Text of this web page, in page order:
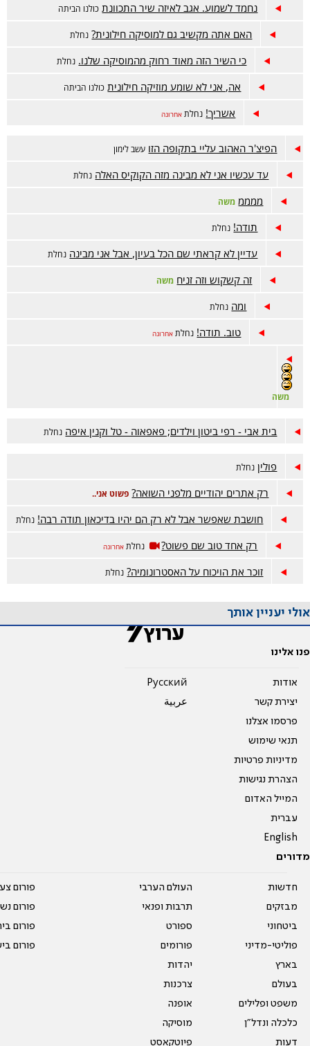
נחמד לשמוע. אגב לאיזה שיר התכוונת כולנו הביתה
האם אתה מקשיב גם למוסיקה חילונית? נחלת
כי השיר הזה מאוד רחוק מהמוסיקה שלנו. נחלת
אה, אני לא שומע מוזיקה חילונית כולנו הביתה
אשריך! נחלת אחרונה
הפיצ'ר האהוב עליי בתקופה הזו עשב לימון
עד עכשיו אני לא מבינה מזה הקוקיס האלה נחלת
ממממ משה
תודה! נחלת
עדיין לא קראתי שם הכל בעיון, אבל אני מבינה נחלת
זה קשקוש וזה זניח משה
ומה נחלת
טוב. תודה! נחלת אחרונה
משה
בית אבי - רפי ביטון וילדים; פאפאוה - טל וקנין איפה נחלת
פולין נחלת
רק אתרים יהודיים מלפני השואה? פשוט אני..
חושבת שאפשר אבל לא רק הם יהיו בדיכאון תודה רבה! נחלת
רק אחד טוב שם פשוט? נחלת אחרונה
זוכר את הויכוח על האסטרונומיה? נחלת
אולי יעניין אותך
פנו אלינו
אודות
יצירת קשר
פרסמו אצלנו
תנאי שימוש
מדיניות פרטיות
הצהרת נגישות
המייל האדום
עברית
English
Pусский
عربية
מדורים
חדשות
מבזקים
ביטחוני
פוליטי-מדיני
בארץ
בעולם
משפט ופלילים
כלכלה ונדל"ן
דעות
העולם הערבי
תרבות ופנאי
ספורט
פורומים
יהדות
צרכנות
אופנה
מוסיקה
פיוטקאסט
פורום
פורום
פורום
פורום